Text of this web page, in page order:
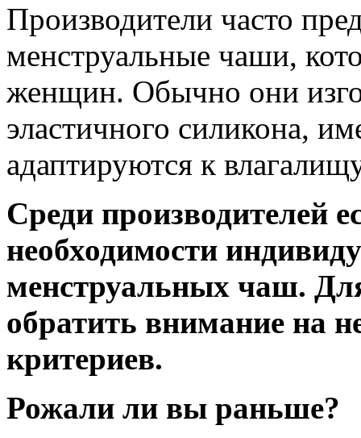
Производители часто
менструальные чаши,
женщин. Обычно они
эластичного силикона,
адаптируются к
Среди производителей
необходимости
менструальных чаш.
обратить внимание на
критериев.
Рожали ли вы раньше?